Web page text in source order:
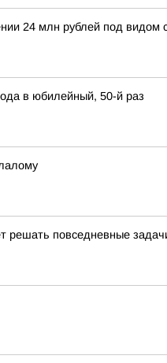
24 млн рублей под видом
в юбилейный, 50-й раз
решать повседневные